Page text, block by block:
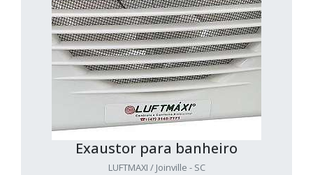
Exaustor para banheiro
LUFTMAXI / Joinville - SC